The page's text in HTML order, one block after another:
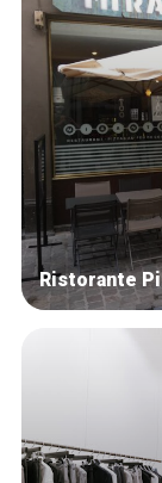
Ristorante